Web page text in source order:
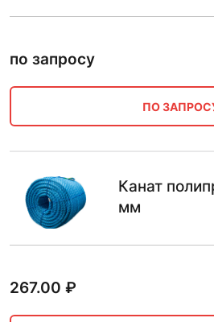
по запросу
ПО
Канат
мм
267.00 ₽